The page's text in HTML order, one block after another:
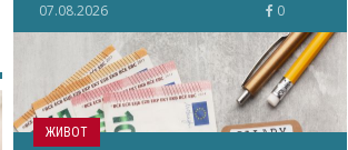
07.08.2026 0
ЖИВОТ